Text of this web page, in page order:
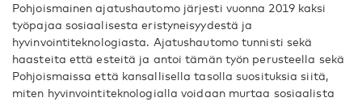
Pohjoismainen ajatushautomo järjesti vuonna 2019 kaksi
työpajaa sosiaalisesta eristyneisyydestä ja
hyvinvointiteknologiasta. Ajatushautomo tunnisti sekä
haasteita että esteitä ja antoi tämän työn perusteella sekä
Pohjoismaissa että kansallisella tasolla suosituksia siitä,
miten hyvinvointiteknologialla voidaan murtaa sosiaalista